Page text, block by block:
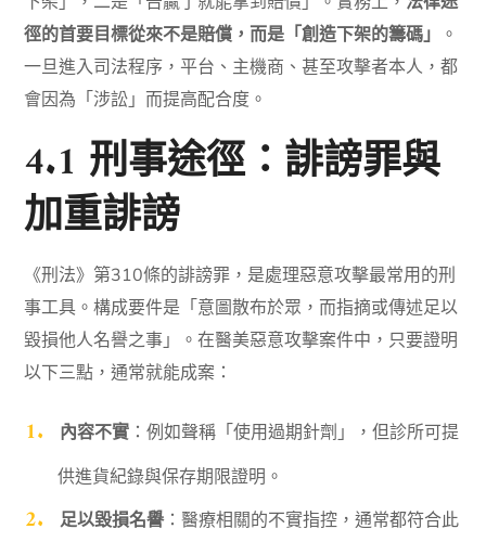
徑的首要目標從來不是賠償，而是「創造下架的籌碼」
。
一旦進入司法程序，平台、主機商、甚至攻擊者本人，都
會因為「涉訟」而提高配合度。
4.1 刑事途徑：誹謗罪與
加重誹謗
《刑法》第310條的誹謗罪，是處理惡意攻擊最常用的刑
事工具。構成要件是「意圖散布於眾，而指摘或傳述足以
毀損他人名譽之事」。在醫美惡意攻擊案件中，只要證明
以下三點，通常就能成案：
內容不實：例如聲稱「使用過期針劑」，但診所可提
供進貨紀錄與保存期限證明。
足以毀損名譽：醫療相關的不實指控，通常都符合此